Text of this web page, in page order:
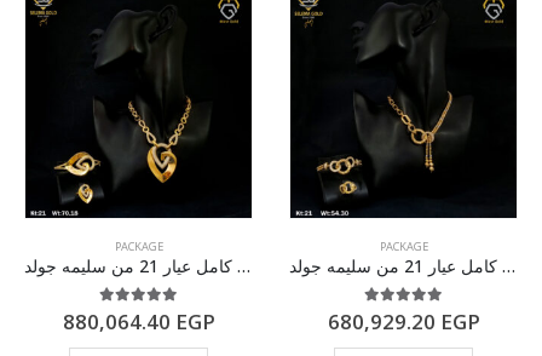
PACKAGE
طقم ذهب كامل عيار 21 من سليمه جولد
5.00out of 5
880,064.40 EGP
PACKAGE
طقم ذهب كامل عيار 21 من سليمه جولد
5.00out of 5
680,929.20 EGP